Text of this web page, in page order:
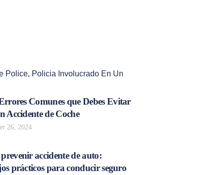
Police, Policia Involucrado En Un
Comunes que Debes Evitar
Accidente de Coche
26, 2024
accidente de auto:
prácticos para conducir seguro